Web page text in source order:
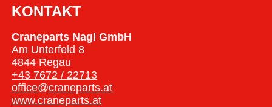
KONTAKT
Craneparts Nagl GmbH
Am Unterfeld 8
4844 Regau
+43 7672 / 22713
office@craneparts.at
www.craneparts.at